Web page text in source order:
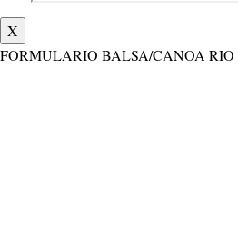
X
FORMULARIO BALSA/CANOA